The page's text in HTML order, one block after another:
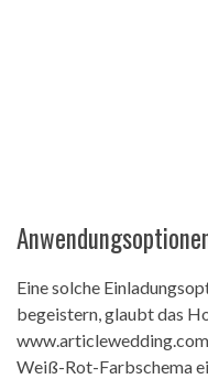
Eine solche
begeistern, glaubt das
Weiß-Rot-Farbschema